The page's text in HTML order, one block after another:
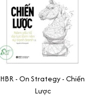
HBR - On Strategy - Chiến
Lược